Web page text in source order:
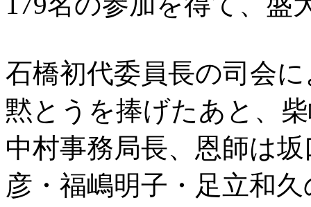
石橋初代委員長の司会
黙とうを捧げたあと、
中村事務局長、恩師は
彦・福嶋明子・足立和